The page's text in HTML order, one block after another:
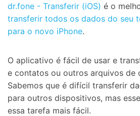
dr.fone - Transferir (iOS) é o
transferir todos os dados do seu
para o novo iPhone.
O aplicativo é fácil de usar e
e contatos ou outros arquivos de
Sabemos que é difícil transferir
para outros dispositivos, mas
essa tarefa mais fácil.